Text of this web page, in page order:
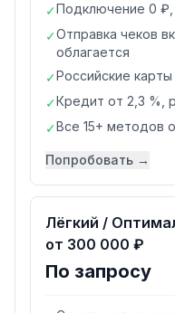
✓Подключение 0 ₽,
✓Отправка чеков
облагается
✓Российские
✓Кредит от 2,3 %,
✓Все 15+ методов
Попробовать →
Лёгкий /
от 300 000 ₽
По запросу